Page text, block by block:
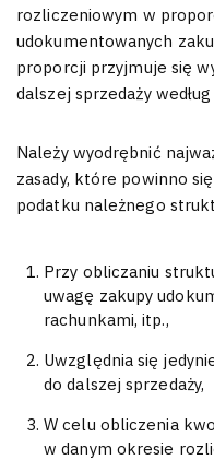
rozliczeniowym w
udokumentowanych
proporcji przyjmuje się
dalszej sprzedaży
Należy wyodrębnić
zasady, które powinno
podatku należnego
Przy obliczaniu
uwagę zakupy
rachunkami, itp.,
Uwzględnia się
do dalszej sprzedaży,
W celu obliczenia
w danym okresie